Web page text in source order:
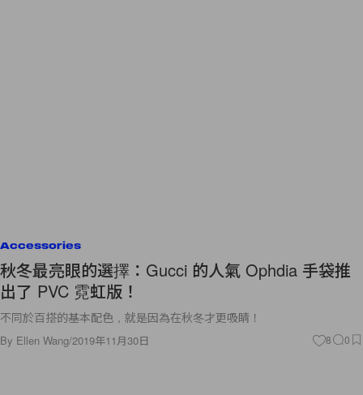
Accessories
秋冬最亮眼的選擇：Gucci 的人氣 Ophdia 手袋推
出了 PVC 霓虹版！
不同於百搭的基本配色，就是因為在秋冬才更吸睛！
By Ellen Wang/2019年11月30日 8 0